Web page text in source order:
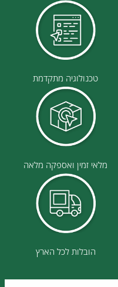
טכנולוגיה מתקדמת
מלאי זמין ואספקה מלאה
הובלות לכל הארץ